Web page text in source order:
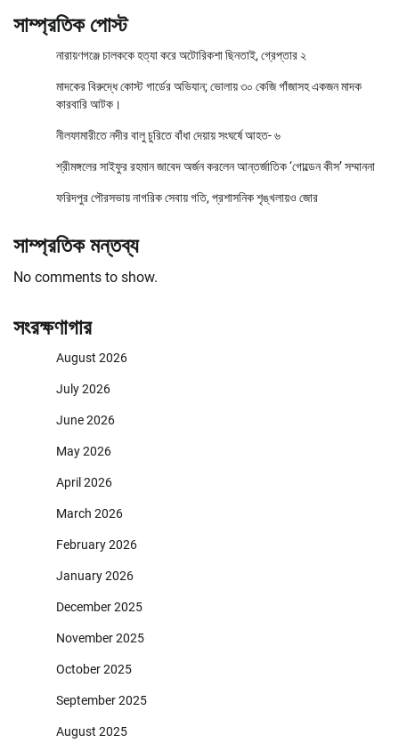
সাম্প্রতিক পোস্ট
নারায়ণগঞ্জে চালককে হত্যা করে অটোরিকশা ছিনতাই, গ্রেপ্তার ২
মাদকের বিরুদ্ধে কোস্ট গার্ডের অভিযান; ভোলায় ৩০ কেজি গাঁজাসহ একজন মাদক
কারবারি আটক।
নীলফামারীতে নদীর বালু চুরিতে বাঁধা দেয়ায় সংঘর্ষে আহত- ৬
শ্রীমঙ্গলের সাইফুর রহমান জাবেদ অর্জন করলেন আন্তর্জাতিক ‘গোল্ডেন কীস’ সম্মাননা
ফরিদপুর পৌরসভায় নাগরিক সেবায় গতি, প্রশাসনিক শৃঙ্খলায়ও জোর
সাম্প্রতিক মন্তব্য
No comments to show.
সংরক্ষণাগার
August 2026
July 2026
June 2026
May 2026
April 2026
March 2026
February 2026
January 2026
December 2025
November 2025
October 2025
September 2025
August 2025